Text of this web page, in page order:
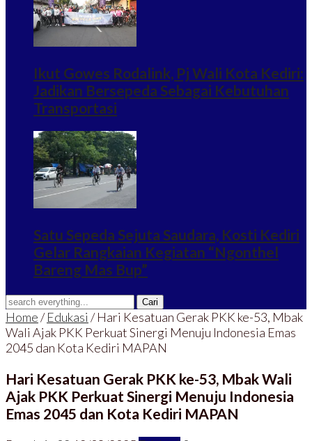
Ikut Gowes Rodalink, Pj Wali Kota Kediri:
Jadikan Bersepeda Sebagai Kebutuhan
Transportasi
Satu Sepeda Sejuta Saudara, Kosti Kediri
Gelar Rangkaian Kegiatan “Ngonthel
Bareng Mas Bup”
Home/Edukasi /Hari Kesatuan Gerak PKK ke-53, Mbak
Wali Ajak PKK Perkuat Sinergi Menuju Indonesia Emas
2045 dan Kota Kediri MAPAN
Hari Kesatuan Gerak PKK ke-53, Mbak Wali
Ajak PKK Perkuat Sinergi Menuju Indonesia
Emas 2045 dan Kota Kediri MAPAN